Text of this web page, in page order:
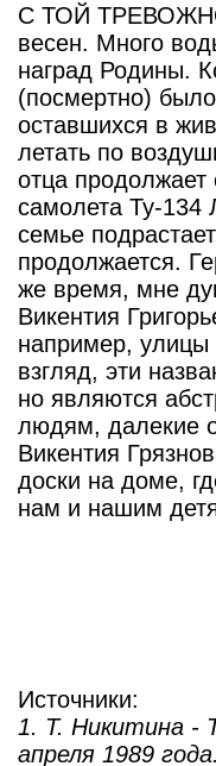
С ТОЙ
весен. Много
наград Родины.
(посмертно)
оставшихся в
летать по
отца продолжает
самолета Ту-134
семье
продолжается.
же время, мне
Викентия
например, улицы
взгляд, эти
но являются
людям, далекие
Викентия
доски на доме,
нам и нашим
Источники:
1. Т. Никитина -
апреля 1989 года.